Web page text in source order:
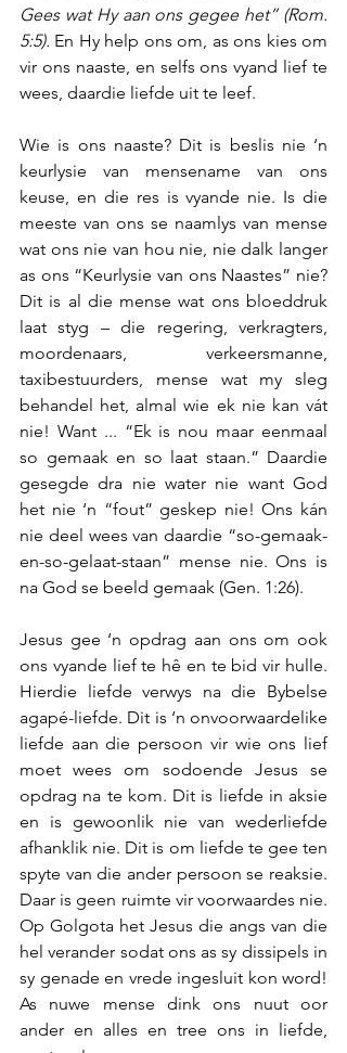
Gees wat Hy aan ons gegee het” (Rom.
5:5). En Hy help ons om, as ons kies om
vir ons naaste, en selfs ons vyand lief te
wees, daardie liefde uit te leef.
Wie is ons naaste? Dit is beslis nie ‘n
keurlysie van mensename van ons
keuse, en die res is vyande nie. Is die
meeste van ons se naamlys van mense
wat ons nie van hou nie, nie dalk langer
as ons “Keurlysie van ons Naastes” nie?
Dit is al die mense wat ons bloeddruk
laat styg – die regering, verkragters,
moordenaars, verkeersmanne,
taxibestuurders, mense wat my sleg
behandel het, almal wie ek nie kan vát
nie! Want ... “Ek is nou maar eenmaal
so gemaak en so laat staan.” Daardie
gesegde dra nie water nie want God
het nie ‘n “fout” geskep nie! Ons kán
nie deel wees van daardie “so-gemaak-
en-so-gelaat-staan” mense nie. Ons is
na God se beeld gemaak (Gen. 1:26).
Jesus gee ‘n opdrag aan ons om ook
ons vyande lief te hê en te bid vir hulle.
Hierdie liefde verwys na die Bybelse
agapé-liefde. Dit is ‘n onvoorwaardelike
liefde aan die persoon vir wie ons lief
moet wees om sodoende Jesus se
opdrag na te kom. Dit is liefde in aksie
en is gewoonlik nie van wederliefde
afhanklik nie. Dit is om liefde te gee ten
spyte van die ander persoon se reaksie.
Daar is geen ruimte vir voorwaardes nie.
Op Golgota het Jesus die angs van die
hel verander sodat ons as sy dissipels in
sy genade en vrede ingesluit kon word!
As nuwe mense dink ons nuut oor
ander en alles en tree ons in liefde,